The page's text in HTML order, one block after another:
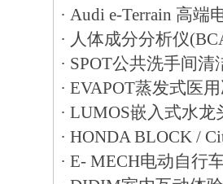
· Audi e-Terrain 高端
· 人体成分分析仪
· SPOT公共洗手间清
· EVAPOT蒸发式医
· LUMOS嵌入式水龙
· HONDA BLOCK /
· E- MECH电动自行